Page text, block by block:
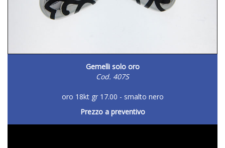
Gemelli solo oro
Cod. 407S
oro 18kt gr 17.00 - smalto nero
Prezzo a preventivo